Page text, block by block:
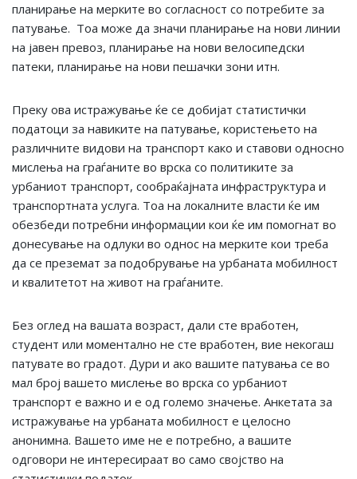
планирање на мерките во согласност со потребите за
патување. Тоа може да значи планирање на нови линии
на јавен превоз, планирање на нови велосипедски
патеки, планирање на нови пешачки зони итн.
Преку ова истражување ќе се добијат статистички
податоци за навиките на патување, користењето на
различните видови на транспорт како и ставови односно
мислења на граѓаните во врска со политиките за
урбаниот транспорт, сообраќајната инфраструктура и
транспортната услуга. Тоа на локалните власти ќе им
обезбеди потребни информации кои ќе им помогнат во
донесување на одлуки во однос на мерките кои треба
да се преземат за подобрување на урбаната мобилност
и квалитетот на живот на граѓаните.
Без оглед на вашата возраст, дали сте вработен,
студент или моментално не сте вработен, вие некогаш
патувате во градот. Дури и ако вашите патувања се во
мал број вашето мислење во врска со урбаниот
транспорт е важно и е од големо значење. Анкетата за
истражување на урбаната мобилност е целосно
анонимна. Вашето име не е потребно, а вашите
одговори не интересираат во само својство на